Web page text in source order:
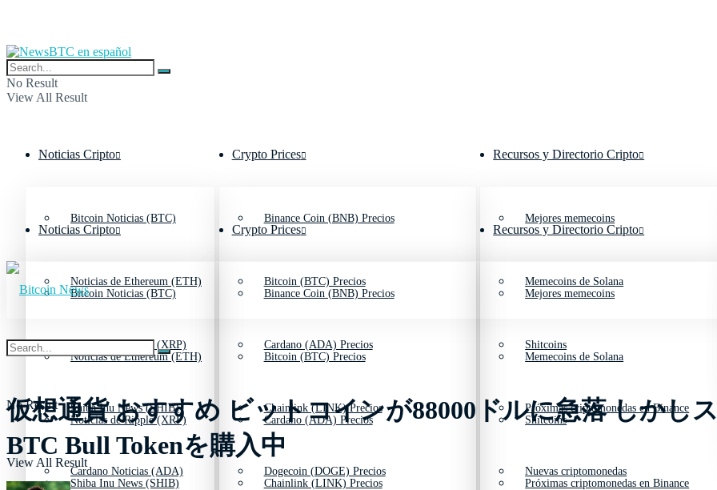
No Result
View All Result
Noticias Cripto
Bitcoin Noticias (BTC)
Noticias de Ethereum (ETH)
Noticias de Ripple (XRP)
Shiba Inu News (SHIB)
Cardano Noticias (ADA)
Crypto Prices
Binance Coin (BNB) Precios
Bitcoin (BTC) Precios
Cardano (ADA) Precios
Chainlink (LINK) Precios
Dogecoin (DOGE) Precios
Recursos y Directorio Cripto
Mejores memecoins
Memecoins de Solana
Shitcoins
Próximas criptomonedas en Binance
Nuevas criptomonedas
Noticias Cripto
Bitcoin Noticias (BTC)
Noticias de Ethereum (ETH)
Noticias de Ripple (XRP)
Shiba Inu News (SHIB)
Crypto Prices
Binance Coin (BNB) Precios
Bitcoin (BTC) Precios
Cardano (ADA) Precios
Chainlink (LINK) Precios
Recursos y Directorio Cripto
Mejores memecoins
Memecoins de Solana
Shitcoins
Próximas criptomonedas en Binance
No Result
View All Result
仮想通貨 おすすめ ビットコインが88000ドルに急落 しかし
BTC Bull Tokenを購入中